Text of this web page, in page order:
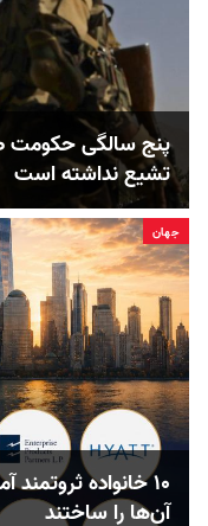
پنج‌ سالگی حکومت
تشیع نداشته است
جهان
۱۰ خانواده
آن‌ها را ساختند